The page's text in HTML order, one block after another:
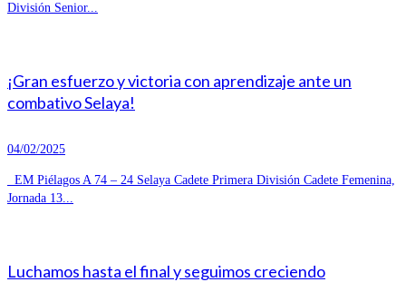
División Senior...
¡Gran esfuerzo y victoria con aprendizaje ante un
combativo Selaya!
04/02/2025
EM Piélagos A 74 – 24 Selaya Cadete Primera División Cadete Femenina,
Jornada 13...
Luchamos hasta el final y seguimos creciendo